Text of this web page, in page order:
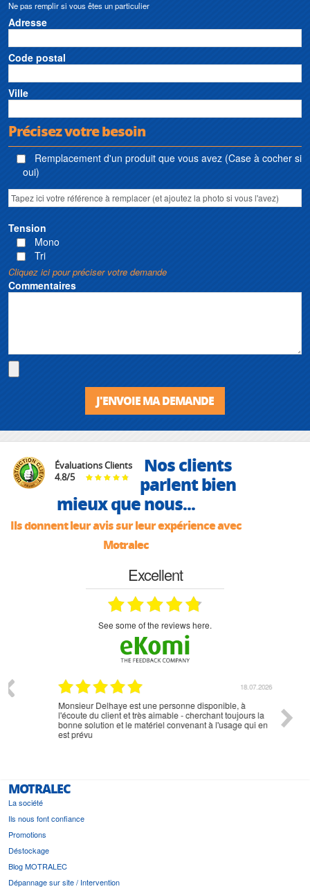
Ne pas remplir si vous êtes un particulier
Adresse
Code postal
Ville
Précisez votre besoin
Remplacement d'un produit que vous avez (Case à cocher si
oui)
Tension
Mono
Tri
Cliquez ici pour préciser votre demande
Commentaires
J'ENVOIE MA DEMANDE
Évaluations Clients
4.8/5
Nos clients
parlent bien
mieux que nous...
Ils donnent leur avis sur leur expérience avec
Motralec
Excellent
see some of the reviews here.
18.07.2026
Monsieur Delhaye est une personne disponible, à
l'écoute du client et très aimable - cherchant toujours la
bonne solution et le matériel convenant à l'usage qui en
est prévu
MOTRALEC
La société
Ils nous font confiance
Promotions
Déstockage
Blog MOTRALEC
Dépannage sur site / Intervention